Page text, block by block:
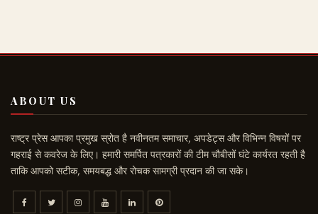
ABOUT US
राष्ट्र प्रेस आपका प्रमुख स्रोत है नवीनतम समाचार, अपडेट्स और विभिन्न विषयों पर
गहराई से कवरेज के लिए। हमारी समर्पित पत्रकारों की टीम चौबीसों घंटे कार्यरत रहती है
ताकि आपको सटीक, समयबद्ध और रोचक सामग्री प्रदान की जा सके।